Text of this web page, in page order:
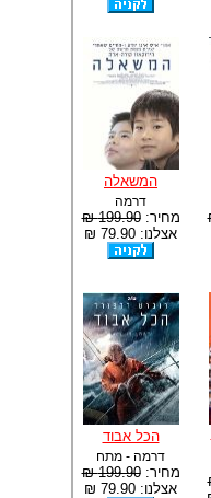
המשאלה
דרמה
מחיר:199.90 ₪
אצלנו: 79.90 ₪
הכל אבוד
דרמה - מתח
מחיר:199.90 ₪
אצלנו: 79.90 ₪